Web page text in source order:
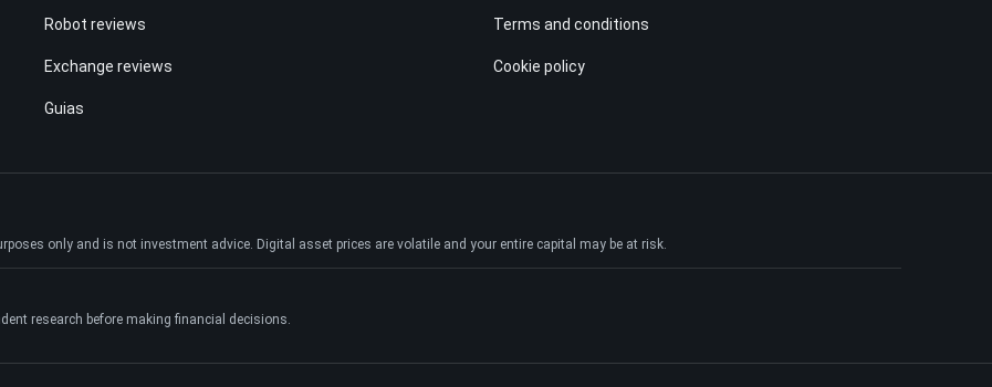
Robot reviews
Exchange reviews
Guias
Terms and conditions
Cookie policy
only and is not investment advice. Digital asset prices are volatile and your entire capital may be at risk.
research before making financial decisions.